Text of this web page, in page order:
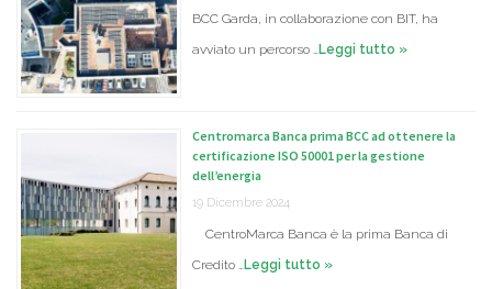
BCC Garda, in collaborazione con BIT, ha
avviato un percorso … Leggi tutto »
Centromarca Banca prima BCC ad ottenere la
certificazione ISO 50001 per la gestione
dell’energia
19 Dicembre 2024
CentroMarca Banca è la prima Banca di
Credito … Leggi tutto »